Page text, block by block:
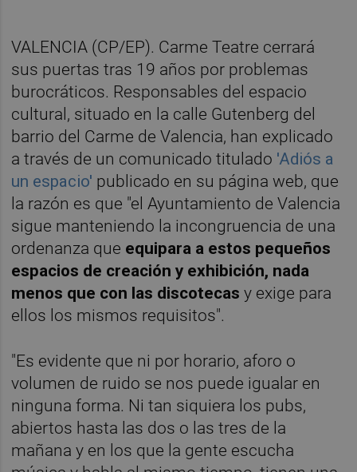
VALENCIA (CP/EP). Carme Teatre cerrará
sus puertas tras 19 años por problemas
burocráticos. Responsables del espacio
cultural, situado en la calle Gutenberg del
barrio del Carme de Valencia, han explicado
a través de un comunicado titulado 'Adiós a
un espacio' publicado en su página web, que
la razón es que "el Ayuntamiento de Valencia
sigue manteniendo la incongruencia de una
ordenanza que equipara a estos pequeños
espacios de creación y exhibición, nada
menos que con las discotecas y exige para
ellos los mismos requisitos".
"Es evidente que ni por horario, aforo o
volumen de ruido se nos puede igualar en
ninguna forma. Ni tan siquiera los pubs,
abiertos hasta las dos o las tres de la
mañana y en los que la gente escucha